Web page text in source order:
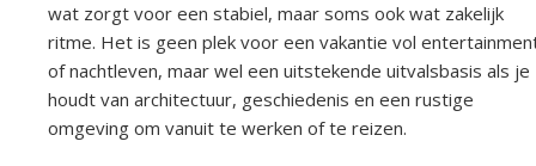
wat zorgt voor een stabiel, maar soms ook wat zakelijk
ritme. Het is geen plek voor een vakantie vol
of nachtleven, maar wel een uitstekende uitvalsbasis als je
houdt van architectuur, geschiedenis en een rustige
omgeving om vanuit te werken of te reizen.